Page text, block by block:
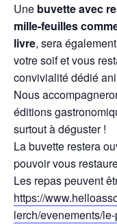
Une buvette avec
mille-feuilles
livre, sera
votre soif et vous
convivialité dédié
Nous
éditions
surtout à déguster !
La buvette restera
pouvoir vous
Les repas peuvent
https://
lerch/evenements/